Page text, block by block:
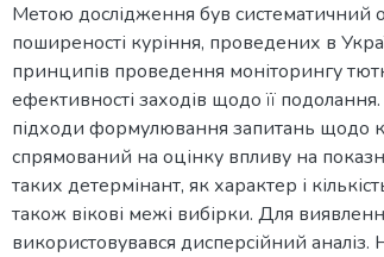
Метою дослідження був систематичний
поширеності куріння, проведених в
принципів проведення моніторингу
ефективності заходів щодо її
підходи формулювання запитань щодо
спрямований на оцінку впливу на
таких детермінант, як характер і
також вікові межі вибірки. Для
використовувався дисперсійний